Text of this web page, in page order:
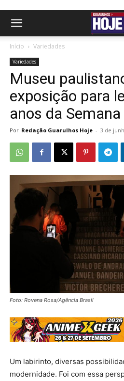
Início Variedades
Variedades
Museu
exposição para
anos da
Por Redação Guarulhos Hoje - 3 de
Foto: Rovena Rosa/Agência Brasil
Um labirinto, diversas
modernidade. Foi com essa